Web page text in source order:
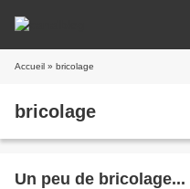
Accueil » bricolage
bricolage
Un peu de bricolage...